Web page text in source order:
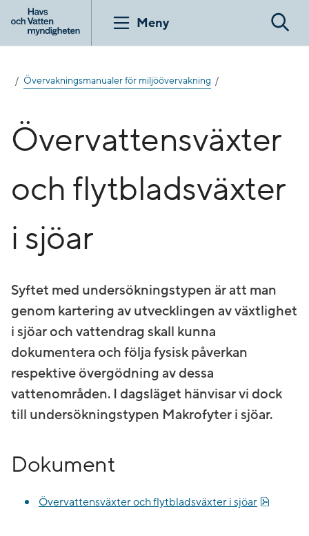
till
innehåll
Meny Sök
Övervakningsmanualer för miljöövervakning
Övervattensväxter
och flytbladsväxter
i sjöar
Syftet med undersökningstypen är att man
genom kartering av utvecklingen av växtlighet
i sjöar och vattendrag skall kunna
dokumentera och följa fysisk påverkan
respektive övergödning av dessa
vattenområden. I dagsläget hänvisar vi dock
till undersökningstypen Makrofyter i sjöar.
Dokument
Övervattensväxter och flytbladsväxter i sjöar